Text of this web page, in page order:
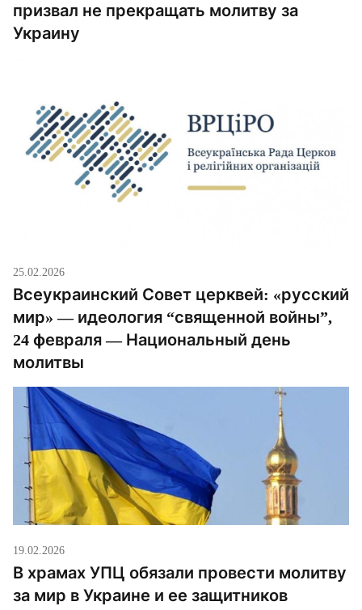
призвал не прекращать молитву за
Украину
25.02.2026
Всеукраинский Совет церквей: «русский
мир» — идеология “священной войны”,
24 февраля — Национальный день
молитвы
19.02.2026
В храмах УПЦ обязали провести молитву
за мир в Украине и ее защитников